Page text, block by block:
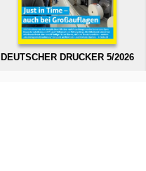
DEUTSCHER DRUCKER 5/2026